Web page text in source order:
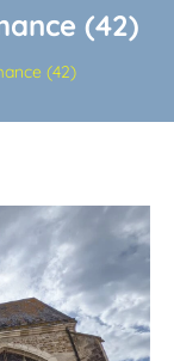
(42)
(42)